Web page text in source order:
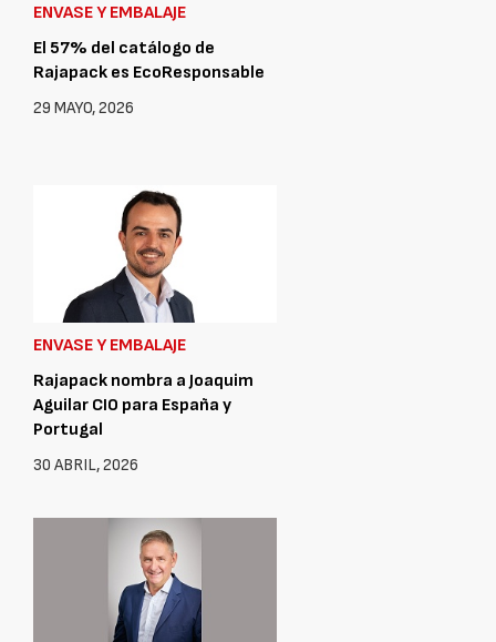
ENVASE Y EMBALAJE
El 57% del catálogo de
Rajapack es EcoResponsable
29 MAYO, 2026
ENVASE Y EMBALAJE
Rajapack nombra a Joaquim
Aguilar CIO para España y
Portugal
30 ABRIL, 2026